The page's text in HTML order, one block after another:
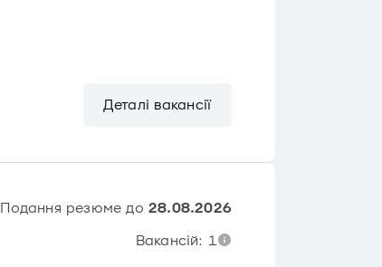
Деталі вакансії
Подання резюме до 28.08.2026
Вакансій: 1